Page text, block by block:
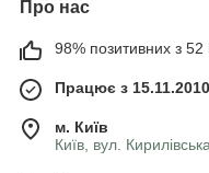
Про нас
98% позитивних з 52
Працює з 15.11.2010
м. Київ
Київ, вул.